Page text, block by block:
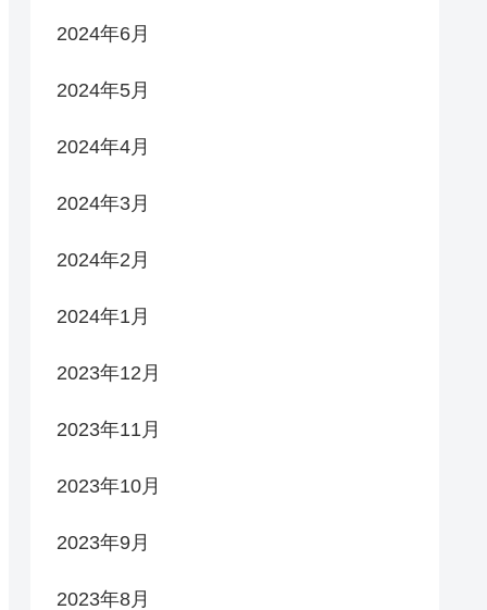
2024年6月
2024年5月
2024年4月
2024年3月
2024年2月
2024年1月
2023年12月
2023年11月
2023年10月
2023年9月
2023年8月